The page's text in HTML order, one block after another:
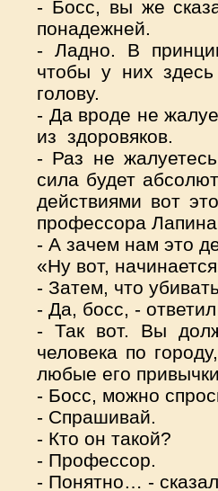
- Босс, вы же
понадежней.
- Ладно. В
чтобы у них
голову.
- Да вроде не
из здоровяков.
- Раз не
сила будет
действиями вот
профессора
- А зачем нам это
«Ну вот,
- Затем, что
- Да, босс, -
- Так вот. Вы
человека по
любые его
- Босс, можно
- Спрашивай.
- Кто он такой?
- Профессор.
- Понятно… -